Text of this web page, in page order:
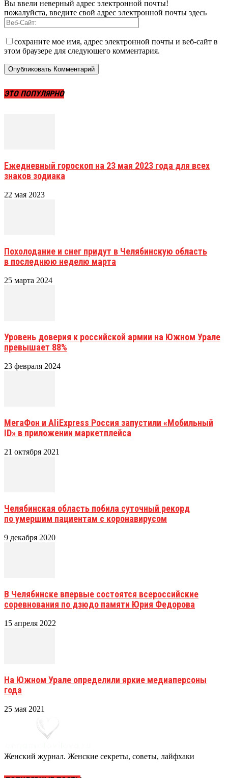
Вы ввели неверный адрес электронной почты!
пожалуйста, введите свой адрес электронной почты здесь
сохраните мое имя, адрес электронной почты и веб-сайт в
этом браузере для следующего комментария.
ЭТО ПОПУЛЯРНО
Ежедневный гороскоп на 23 мая 2023 года для всех
знаков зодиака
22 мая 2023
Похолодание и снег придут в Челябинскую область
в последнюю неделю марта
25 марта 2024
Уровень доверия к российской армии на Южном Урале
превышает 88%
23 февраля 2024
МегаФон и AliExpress Россия запустили «Мобильный
ID» в приложении маркетплейса
21 октября 2021
Челябинская область побила суточный рекорд
по умершим пациентам с коронавирусом
9 декабря 2020
В Челябинске впервые состоятся всероссийские
соревнования по дзюдо памяти Юрия Федорова
15 апреля 2022
На Южном Урале определили яркие медиаперсоны
года
25 мая 2021
Женский журнал. Женские секреты, советы, лайфхаки